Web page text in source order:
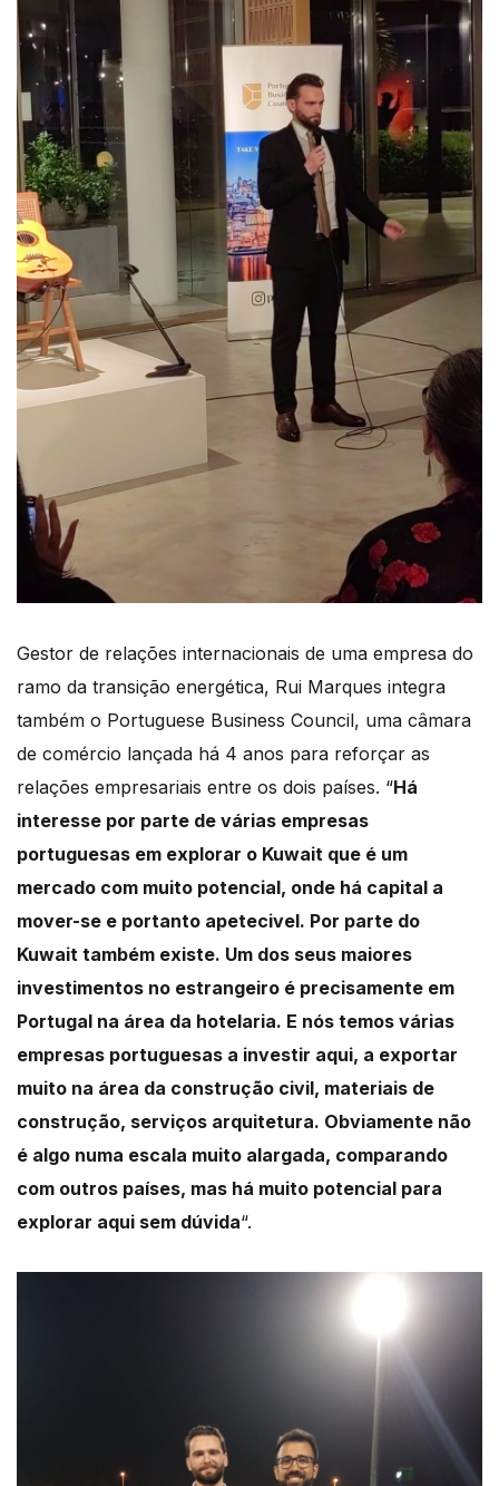
Gestor de relações internacionais de uma empresa do
ramo da transição energética, Rui Marques integra
também o Portuguese Business Council, uma câmara
de comércio lançada há 4 anos para reforçar as
relações empresariais entre os dois países. “Há
interesse por parte de várias empresas
portuguesas em explorar o Kuwait que é um
mercado com muito potencial, onde há capital a
mover-se e portanto apetecivel. Por parte do
Kuwait também existe. Um dos seus maiores
investimentos no estrangeiro é precisamente em
Portugal na área da hotelaria. E nós temos várias
empresas portuguesas a investir aqui, a exportar
muito na área da construção civil, materiais de
construção, serviços arquitetura. Obviamente não
é algo numa escala muito alargada, comparando
com outros países, mas há muito potencial para
explorar aqui sem dúvida“.